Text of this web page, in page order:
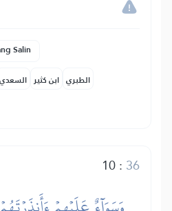
Salin
السعدي ابن كثير الطبري
10: 36